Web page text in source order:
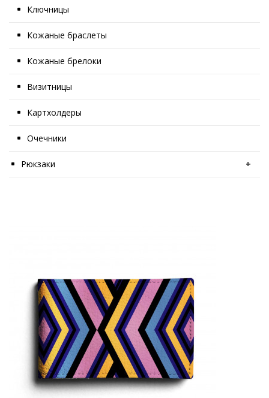
Ключницы
Кожаные браслеты
Кожаные брелоки
Визитницы
Картхолдеры
Очечники
Рюкзаки +